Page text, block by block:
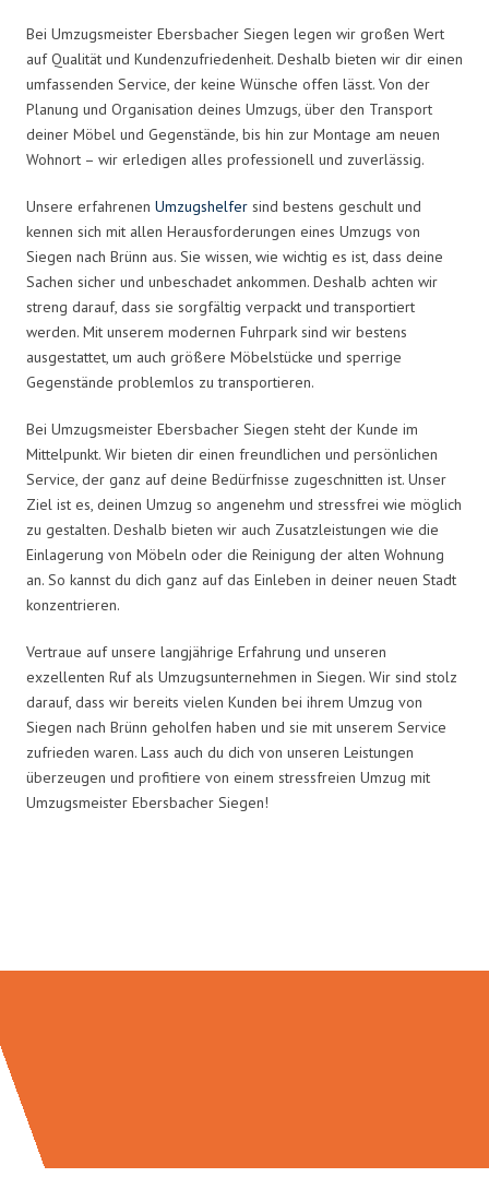
Bei Umzugsmeister Ebersbacher Siegen legen wir großen Wert
auf Qualität und Kundenzufriedenheit. Deshalb bieten wir dir einen
umfassenden Service, der keine Wünsche offen lässt. Von der
Planung und Organisation deines Umzugs, über den Transport
deiner Möbel und Gegenstände, bis hin zur Montage am neuen
Wohnort – wir erledigen alles professionell und zuverlässig.
Unsere erfahrenen Umzugshelfer sind bestens geschult und
kennen sich mit allen Herausforderungen eines Umzugs von
Siegen nach Brünn aus. Sie wissen, wie wichtig es ist, dass deine
Sachen sicher und unbeschadet ankommen. Deshalb achten wir
streng darauf, dass sie sorgfältig verpackt und transportiert
werden. Mit unserem modernen Fuhrpark sind wir bestens
ausgestattet, um auch größere Möbelstücke und sperrige
Gegenstände problemlos zu transportieren.
Bei Umzugsmeister Ebersbacher Siegen steht der Kunde im
Mittelpunkt. Wir bieten dir einen freundlichen und persönlichen
Service, der ganz auf deine Bedürfnisse zugeschnitten ist. Unser
Ziel ist es, deinen Umzug so angenehm und stressfrei wie möglich
zu gestalten. Deshalb bieten wir auch Zusatzleistungen wie die
Einlagerung von Möbeln oder die Reinigung der alten Wohnung
an. So kannst du dich ganz auf das Einleben in deiner neuen Stadt
konzentrieren.
Vertraue auf unsere langjährige Erfahrung und unseren
exzellenten Ruf als Umzugsunternehmen in Siegen. Wir sind stolz
darauf, dass wir bereits vielen Kunden bei ihrem Umzug von
Siegen nach Brünn geholfen haben und sie mit unserem Service
zufrieden waren. Lass auch du dich von unseren Leistungen
überzeugen und profitiere von einem stressfreien Umzug mit
Umzugsmeister Ebersbacher Siegen!